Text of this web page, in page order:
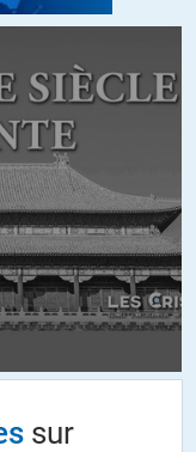
l’administration
la démission forcée du
mensonges sous
d’intérêts, fraude
tell us about the Russia
jun/15/robert-
pour déterminer le
sur